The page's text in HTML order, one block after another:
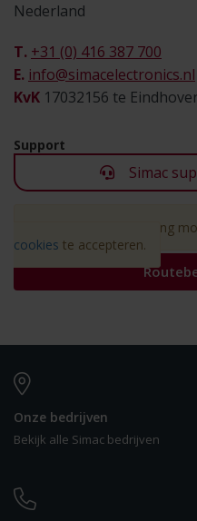
Nederland
T. +31 (0) 416 387 700
E. info@simacelectronics.nl
KvK 17032156 te
Support
Simac
Vanwege AVG-wetgeving
cookies te accepteren.
Onze bedrijven
Bekijk alle Simac bedrijven